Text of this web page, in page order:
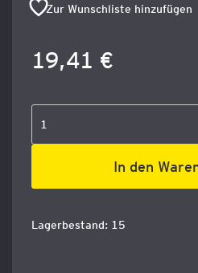
Zur Wunschliste hinzufügen
19,41 €
In den
Lagerbestand: 15